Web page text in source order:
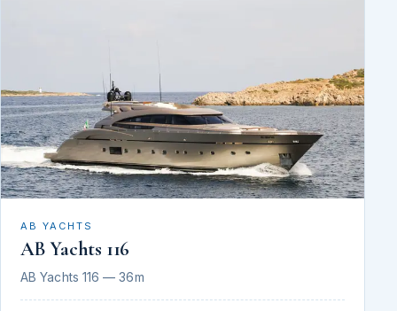
AB YACHTS
AB Yachts 116
AB Yachts 116 — 36m